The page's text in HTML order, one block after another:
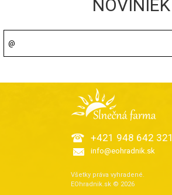
NOVINIEK
+421 948 642 321
info@eohradnik.sk
Všetky práva vyhradené.
EOhradnik.sk © 2026